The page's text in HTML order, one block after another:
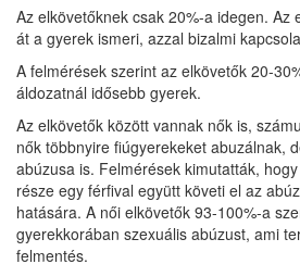
Az elkövetőknek csak 20%-a idegen. Az
át a gyerek ismeri, azzal bizalmi
A felmérések szerint az elkövetők 20-
áldozatnál idősebb gyerek.
Az elkövetők között vannak nők is,
nők többnyire fiúgyerekeket abuzálnak,
abúzusa is. Felmérések kimutatták,
része egy férfival együtt követi el az
hatására. A női elkövetők 93-100%-a
gyerekkorában szexuális abúzust, ami
felmentés.